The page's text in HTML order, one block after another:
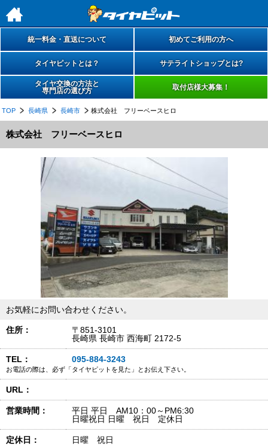
h
統一料金・直送について 初めてご利用の方へ
タイヤピットとは？ サテライトショップとは?
タイヤ交換の方法と
専門店の選び方
取付店様大募集！
TOP 長崎県 長崎市 株式会社 フリーベースヒロ
株式会社 フリーベースヒロ
お気軽にお問い合わせください。
住所：
〒851-3101
長崎県 長崎市 西海町 2172-5
TEL： 095-884-3243
お電話の際は、必ず「タイヤピットを見た」とお伝え下さい。
URL：
営業時間：
平日 平日 AM10：00～PM6:30
日曜祝日 日曜 祝日 定休日
定休日： 日曜 祝日